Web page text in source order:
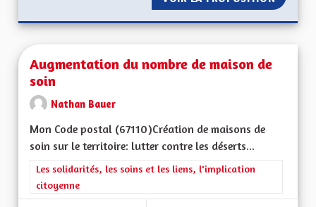
Augmentation du nombre de maison de
soin
Nathan Bauer
Mon Code postal (67110) Création de maisons de
soin sur le territoire: lutter contre les déserts...
Filtrer les résultats de la catégorie : Les solidarités, les soins
Les solidarités, les soins et les liens, l'implication
citoyenne